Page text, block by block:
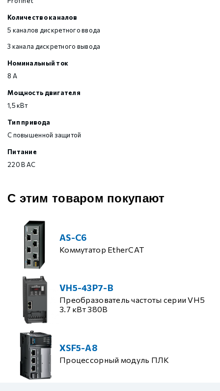
Количество каналов
5 каналов дискретного ввода
3 канала дискретного вывода
Номинальный ток
8 А
Мощность двигателя
1,5 кВт
Тип привода
С повышенной защитой
Питание
220 В AC
С этим товаром покупают
AS-C6
Коммутатор EtherCAT
VH5-43P7-B
Преобразователь частоты серии VH5
3.7 кВт 380В
XSF5-A8
Процессорный модуль ПЛК